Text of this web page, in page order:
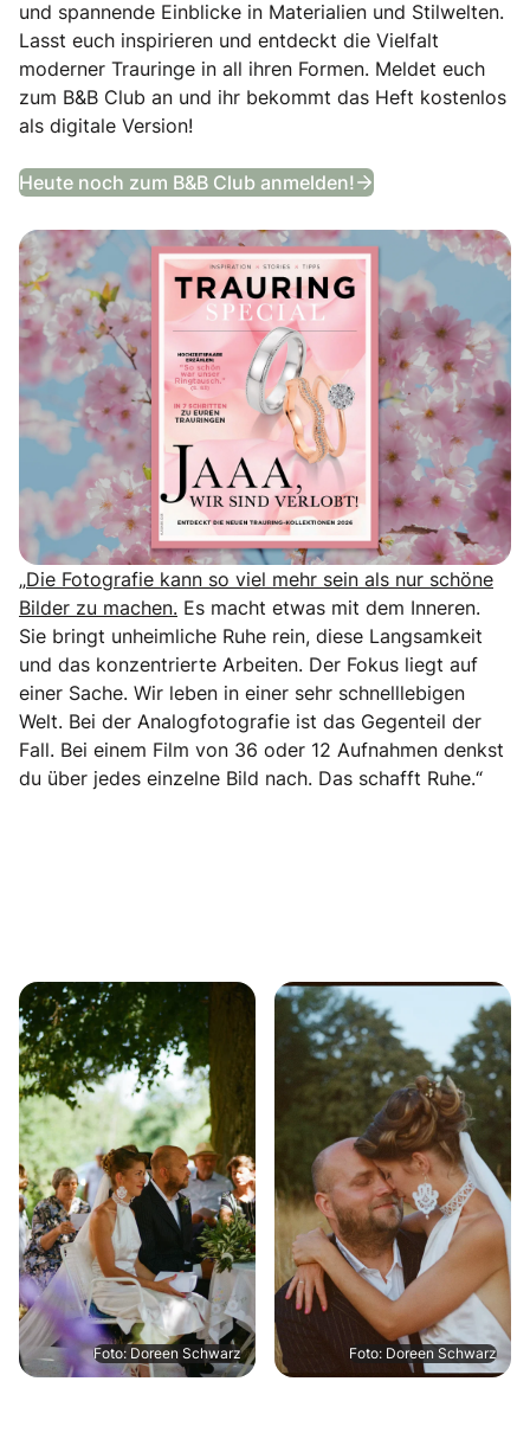
und spannende Einblicke in Materialien und Stilwelten.
Lasst euch inspirieren und entdeckt die Vielfalt
moderner Trauringe in all ihren Formen. Meldet euch
zum B&B Club an und ihr bekommt das Heft kostenlos
als digitale Version!
Heute noch zum B&B Club anmelden! Trauring Special
„Die Fotografie kann so viel mehr sein als nur schöne
Bilder zu machen. Es macht etwas mit dem Inneren.
Sie bringt unheimliche Ruhe rein, diese Langsamkeit
und das konzentrierte Arbeiten. Der Fokus liegt auf
einer Sache. Wir leben in einer sehr schnelllebigen
Welt. Bei der Analogfotografie ist das Gegenteil der
Fall. Bei einem Film von 36 oder 12 Aufnahmen denkst
du über jedes einzelne Bild nach. Das schafft Ruhe.“
Foto: Doreen Schwarz Foto: Doreen Schwarz